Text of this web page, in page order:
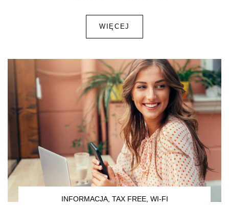
WIĘCEJ
INFORMACJA, TAX FREE, WI-FI